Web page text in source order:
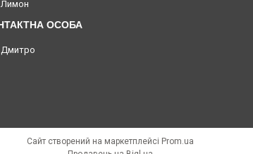
Лимон
Дмитро
Сайт створений на маркетплейсі Prom.ua